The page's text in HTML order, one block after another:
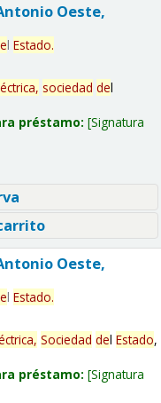
Oeste,
l Estado.
sociedad del
préstamo: Signatura
Oeste,
l Estado.
Sociedad del Estado,
préstamo: Signatura